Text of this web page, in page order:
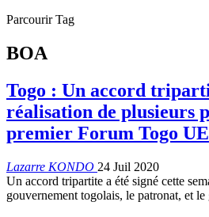
Parcourir Tag
BOA
Togo : Un accord
réalisation de plusieurs
premier Forum Togo UE
Lazarre KONDO 24 Juil 2020
Un accord tripartite a été signé cette
gouvernement togolais, le patronat, et